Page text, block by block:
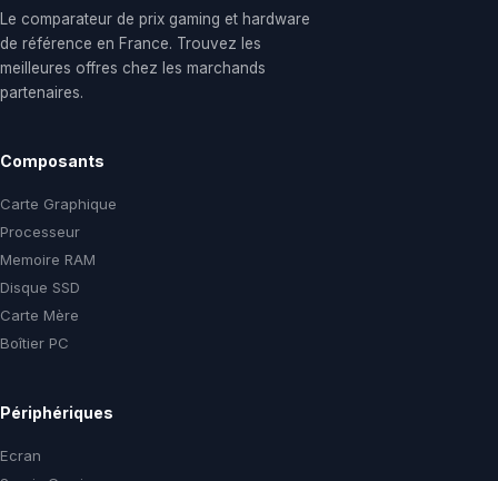
Le comparateur de prix gaming et hardware
de référence en France. Trouvez les
meilleures offres chez les marchands
partenaires.
Composants
Carte Graphique
Processeur
Memoire RAM
Disque SSD
Carte Mère
Boîtier PC
Périphériques
Ecran